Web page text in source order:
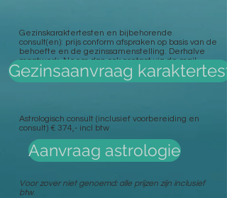
Gezinskaraktertesten en bijbehorende
consult(en): prijs conform afspraken op basis van de
behoefte en de gezinssamenstelling. Derhalve
maatwerk. Neem dan ook contact via de mail.
Astrologisch consult (inclusief voorbereiding en
consult) € 374,- incl btw
Voor zover niet genoemd: alle prijzen zijn inclusief
btw.
Gezinsaanvraag karaktertest
Aanvraag astrologie